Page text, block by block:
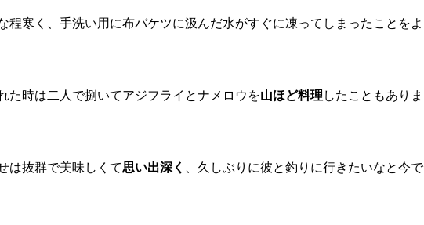
程寒く、手洗い用に布バケツに汲んだ水がすぐに凍ってしまったことをよ
た時は二人で捌いてアジフライとナメロウを山ほど料理 したこともありま
は抜群で美味しくて思い出深く
、久しぶりに彼と釣りに行きたいなと今で